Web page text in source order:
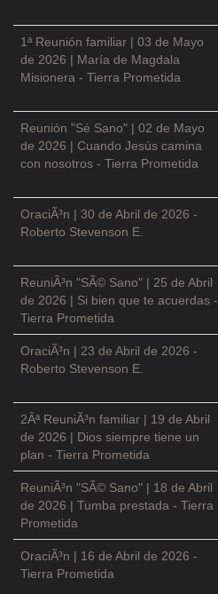
1ª Reunión familiar | 03 de Mayo
de 2026 | María de Magdala
Misionera - Tierra Prometida
Reunión "Sé Sano" | 02 de Mayo
de 2026 | Cuando Jesús camina
con nosotros - Tierra Prometida
OraciÃ³n | 30 de Abril de 2026 -
Roberto Stevenson E.
ReuniÃ³n "SÃ© Sano" | 25 de Abril
de 2026 | Si bien que te acuerdas -
Tierra Prometida
OraciÃ³n | 23 de Abril de 2026 -
Roberto Stevenson E.
2Âª ReuniÃ³n familiar | 19 de Abril
de 2026 | Dios siempre tiene un
plan - Tierra Prometida
ReuniÃ³n "SÃ© Sano" | 18 de Abril
de 2026 | Tumba prestada - Tierra
Prometida
OraciÃ³n | 16 de Abril de 2026 -
Tierra Prometida